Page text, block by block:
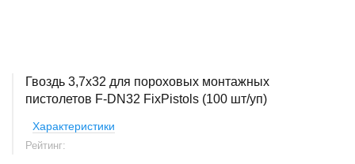
Гвоздь 3,7х32 для пороховых монтажных
пистолетов F-DN32 FixPistols (100 шт/уп)
Характеристики
Рейтинг: